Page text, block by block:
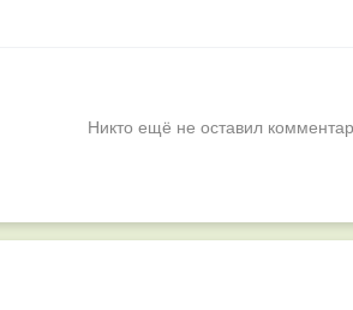
Никто ещё не оставил